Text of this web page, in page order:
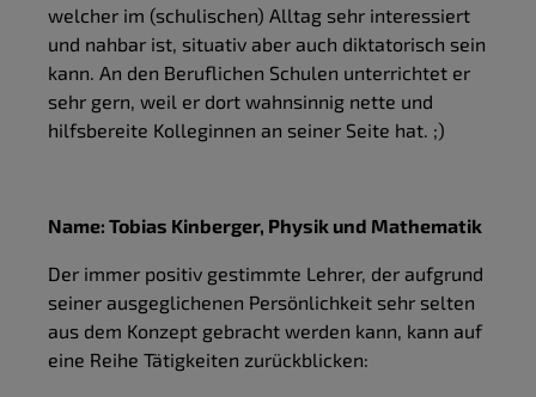
welcher im (schulischen) Alltag sehr interessiert
und nahbar ist, situativ aber auch diktatorisch sein
kann. An den Beruflichen Schulen unterrichtet er
sehr gern, weil er dort wahnsinnig nette und
hilfsbereite Kolleginnen an seiner Seite hat. ;)
Name: Tobias Kinberger, Physik und Mathematik
Der immer positiv gestimmte Lehrer, der aufgrund
seiner ausgeglichenen Persönlichkeit sehr selten
aus dem Konzept gebracht werden kann, kann auf
eine Reihe Tätigkeiten zurückblicken: